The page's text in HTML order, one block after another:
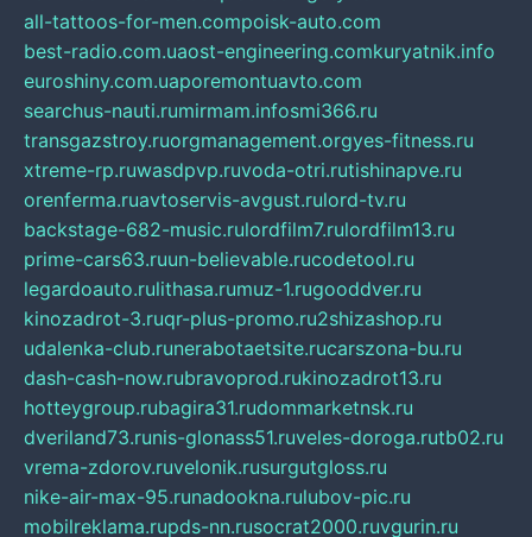
all-tattoos-for-men.compoisk-auto.com
best-radio.com.uaost-engineering.comkuryatnik.info
euroshiny.com.uaporemontuavto.com
searchus-nauti.rumirmam.infosmi366.ru
transgazstroy.ruorgmanagement.orgyes-fitness.ru
xtreme-rp.ruwasdpvp.ruvoda-otri.rutishinapve.ru
orenferma.ruavtoservis-avgust.rulord-tv.ru
backstage-682-music.rulordfilm7.rulordfilm13.ru
prime-cars63.ruun-believable.rucodetool.ru
legardoauto.rulithasa.rumuz-1.rugooddver.ru
kinozadrot-3.ruqr-plus-promo.ru2shizashop.ru
udalenka-club.runerabotaetsite.rucarszona-bu.ru
dash-cash-now.rubravoprod.rukinozadrot13.ru
hotteygroup.rubagira31.rudommarketnsk.ru
dveriland73.runis-glonass51.ruveles-doroga.rutb02.ru
vrema-zdorov.ruvelonik.rusurgutgloss.ru
nike-air-max-95.runadookna.rulubov-pic.ru
mobilreklama.rupds-nn.rusocrat2000.ruvgurin.ru